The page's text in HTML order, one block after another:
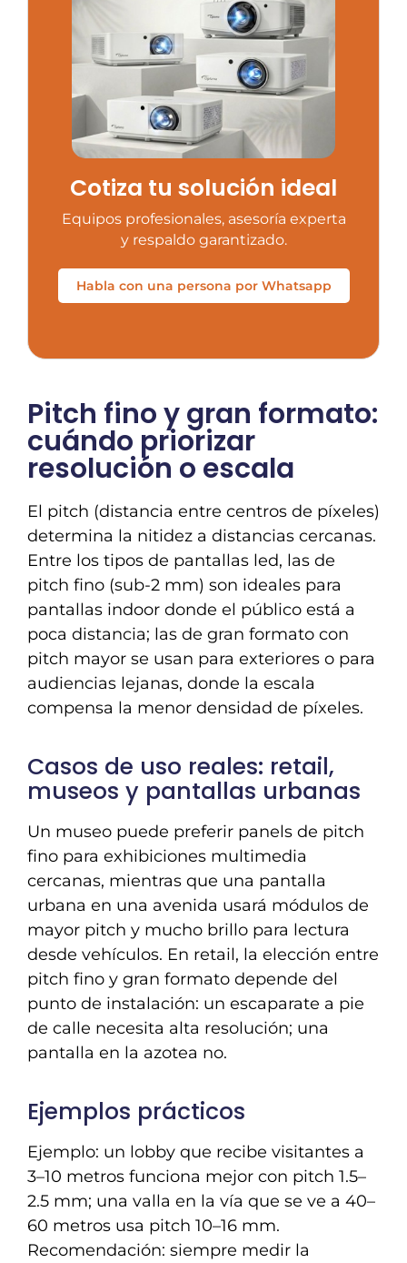
Cotiza tu solución ideal
Equipos profesionales, asesoría experta
y respaldo garantizado.
Habla con una persona por Whatsapp
Pitch fino y gran formato:
cuándo priorizar
resolución o escala
El pitch (distancia entre centros de píxeles)
determina la nitidez a distancias cercanas.
Entre los tipos de pantallas led, las de
pitch fino (sub-2 mm) son ideales para
pantallas indoor donde el público está a
poca distancia; las de gran formato con
pitch mayor se usan para exteriores o para
audiencias lejanas, donde la escala
compensa la menor densidad de píxeles.
Casos de uso reales: retail,
museos y pantallas urbanas
Un museo puede preferir panels de pitch
fino para exhibiciones multimedia
cercanas, mientras que una pantalla
urbana en una avenida usará módulos de
mayor pitch y mucho brillo para lectura
desde vehículos. En retail, la elección entre
pitch fino y gran formato depende del
punto de instalación: un escaparate a pie
de calle necesita alta resolución; una
pantalla en la azotea no.
Ejemplos prácticos
Ejemplo: un lobby que recibe visitantes a
3–10 metros funciona mejor con pitch 1.5–
2.5 mm; una valla en la vía que se ve a 40–
60 metros usa pitch 10–16 mm.
Recomendación: siempre medir la